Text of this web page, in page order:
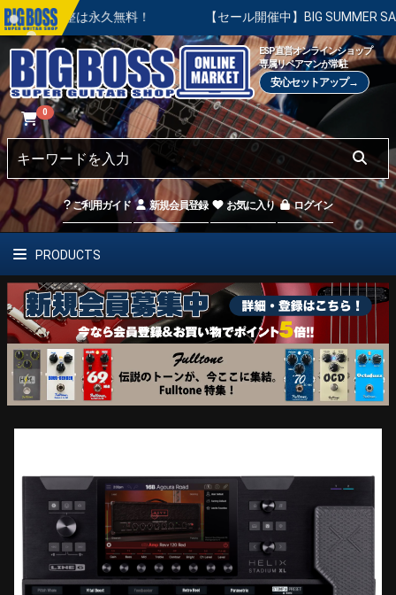
永久無料！ 【セール開催中】BIG SUMMER SALE | 対象の
ESP直営オンラインショップ
専属リペアマンが常駐
安心セットアップ→
0
ご利用ガイド 新規会員登録 お気に入り ログイン
PRODUCTS